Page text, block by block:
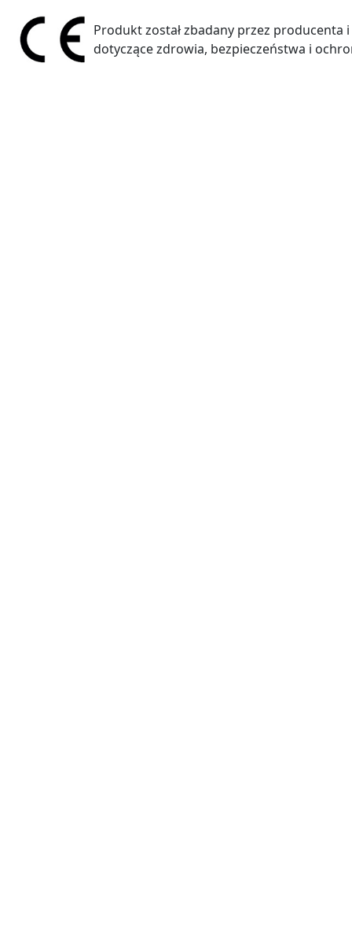
Produkt został zbadany przez producenta
dotyczące zdrowia, bezpieczeństwa i